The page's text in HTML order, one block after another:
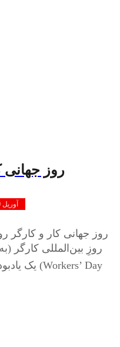
روز جهانی
آوریل 30, 2020
روز جهانی کار و کارگر
Workers’ Day) یک یادبود و ...